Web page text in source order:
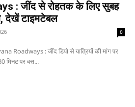
: जींद से रोहतक के लिए सुबह
देखें टाइमटेबल
0
Roadways : जींद डिपो से यात्रियों की मांग पर
मिनट पर बस...